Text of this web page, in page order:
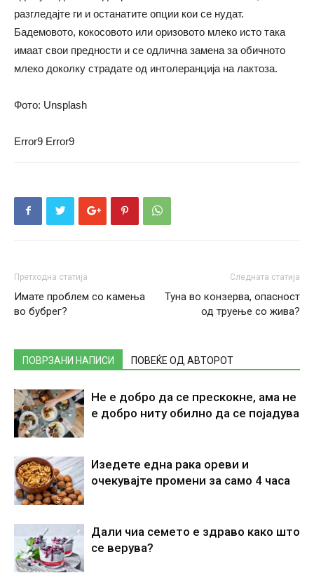
разгледајте ги и останатите опции кои се нудат.
Бадемовото, кокосовото или оризовото млеко исто така
имаат свои предности и се одлична замена за обичното
млеко доколку страдате од интолеранција на лактоза.
Фото: Unsplash
Error9 Error9
Претходна статија
Имате проблем со камења
во бубрег?
Следната статија
Туна во конзерва, опасност
од труење со жива?
ПОВРЗАНИ НАПИСИ ПОВЕЌЕ ОД АВТОРОТ
Не е добро да се прескокне, ама не
е добро ниту обилно да се појадува
Изедете една рака ореви и
очекувајте промени за само 4 часа
Дали чиа семето е здраво како што
се верува?